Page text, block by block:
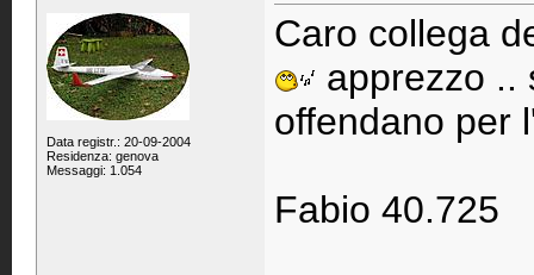
Data registr.: 20-09-2004
Residenza: genova
Messaggi: 1.054
Caro collega
apprezzo ..
offendano per
Fabio 40.725